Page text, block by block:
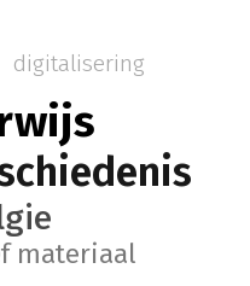
materiaal
digitalisering